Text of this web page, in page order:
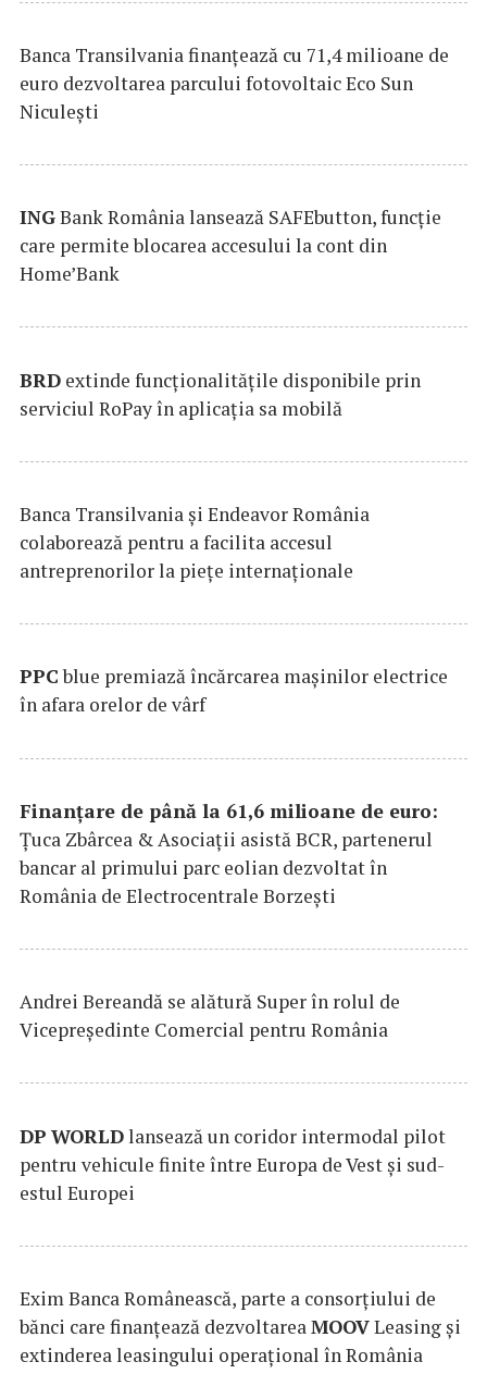
Banca Transilvania finanțează cu 71,4 milioane de
euro dezvoltarea parcului fotovoltaic Eco Sun
Niculești
INGBank România lansează SAFEbutton, funcţie
care permite blocarea accesului la cont din
Home’Bank
BRD extinde funcţionalităţile disponibile prin
serviciul RoPay în aplicaţia sa mobilă
Banca Transilvania şi Endeavor România
colaborează pentru a facilita accesul
antreprenorilor la pieţe internaţionale
PPCblue premiază încărcarea maşinilor electrice
în afara orelor de vârf
Finanțare de până la 61,6 milioane de euro:
Țuca Zbârcea & Asociații asistă BCR, partenerul
bancar al primului parc eolian dezvoltat în
România de Electrocentrale Borzești
Andrei Bereandă se alătură Super în rolul de
Vicepreședinte Comercial pentru România
DP WORLDlansează un coridor intermodal pilot
pentru vehicule finite între Europa de Vest și sud-
estul Europei
Exim Banca Românească, parte a consorțiului de
bănci care finanțează dezvoltareaMOOVLeasing și
extinderea leasingului operațional în România